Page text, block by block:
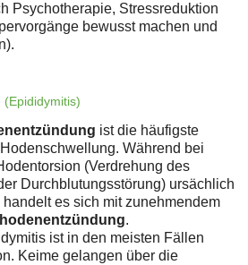
Psychotherapie, Stressreduktion
bewusst machen und
ist die häufigste
Während bei
(Verdrehung des
Durchblutungsstörung) ursächlich
es sich mit zunehmendem
.
ist in den meisten Fällen
Keime gelangen über die